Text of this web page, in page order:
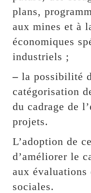
plans,
aux mines et à
économiques
industriels ;
– la possibilité
catégorisation
du cadrage de
projets.
L’adoption de
d’améliorer le
aux évaluations
sociales.